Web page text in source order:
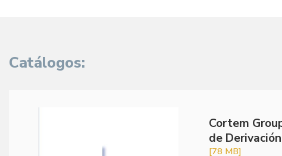
Catálogos:
Cortem
de
[78 MB]